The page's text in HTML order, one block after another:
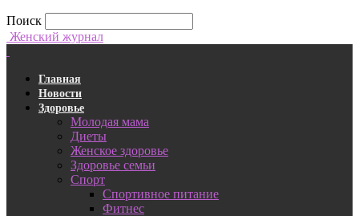
Поиск
Женский журнал
Главная
Новости
Здоровье
Молодая мама
Диеты
Женское здоровье
Здоровье семьи
Спорт
Спортивное питание
Фитнес